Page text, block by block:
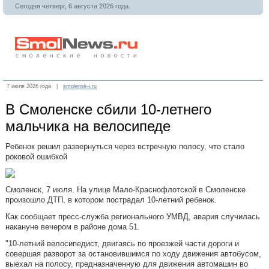
Сегодня четверг, 6 августа 2026 года.
7 июля 2026 года | smolensk-i.ru
В Смоленске сбили 10-летнего
мальчика на велосипеде
Ребенок решил развернуться через встречную полосу, что стало
роковой ошибкой
Смоленск, 7 июля. На улице Мало-Краснофлотской в Смоленске
произошло ДТП, в котором пострадал 10-летний ребенок.
Как сообщает пресс-служба регионального УМВД, авария случилась
накануне вечером в районе дома 51.
"10-летний велосипедист, двигаясь по проезжей части дороги и
совершая разворот за остановившимся по ходу движения автобусом,
выехал на полосу, предназначенную для движения автомашин во